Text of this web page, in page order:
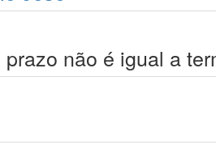
não é igual a